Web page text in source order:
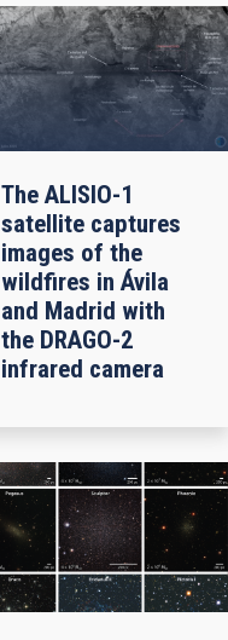
The ALISIO-1
satellite captures
images of the
wildfires in Ávila
and Madrid with
the DRAGO-2
infrared camera